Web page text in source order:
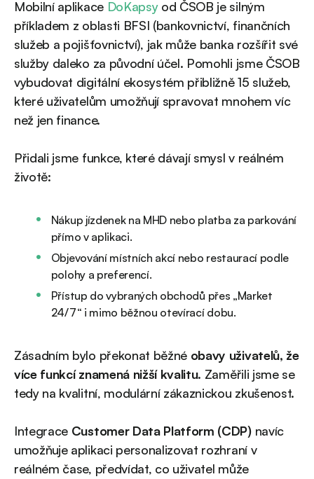
Mobilní aplikace DoKapsyod ČSOB je silným
příkladem z oblasti BFSI (bankovnictví, finančních
služeb a pojišťovnictví), jak může banka rozšířit své
služby daleko za původní účel. Pomohli jsme ČSOB
vybudovat digitální ekosystém přibližně 15 služeb,
které uživatelům umožňují spravovat mnohem víc
než jen finance.
Přidali jsme funkce, které dávají smysl v reálném
životě:
Nákup jízdenek na MHD nebo platba za parkování
přímo v aplikaci.
Objevování místních akcí nebo restaurací podle
polohy a preferencí.
Přístup do vybraných obchodů přes „Market
24/7“ i mimo běžnou otevírací dobu.
Zásadním bylo překonat běžné obavy uživatelů, že
více funkcí znamená nižší kvalitu. Zaměřili jsme se
tedy na kvalitní, modulární zákaznickou zkušenost.
Integrace Customer Data Platform (CDP) navíc
umožňuje aplikaci personalizovat rozhraní v
reálném čase, předvídat, co uživatel může